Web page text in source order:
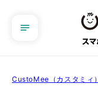
進む
CustoMee（カスタミィ）